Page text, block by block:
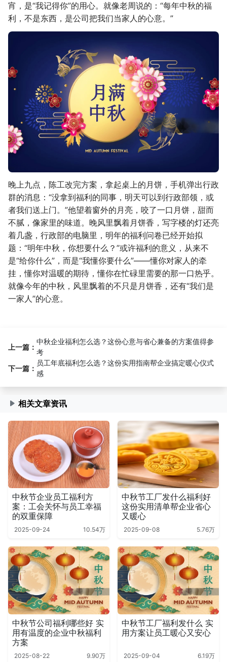
宵，是“我记得你”的用心。就像老周说的：“每年中秋的福
利，不是东西，是公司把我们当家人的心意。”
晚上九点，陈工改完方案，拿起桌上的月饼，手机弹出行政
群的消息：“没拿到福利的同事，明天可以到行政部领，或
者我们送上门。”他望着窗外的月亮，咬了一口月饼，甜而
不腻，像家里的味道。晚风里飘着月饼香，写字楼的灯还亮
着几盏，行政部的电脑里，明年的福利问卷已经开始拟
题：“明年中秋，你想要什么？”或许福利的意义，从来不
是“给你什么”，而是“我懂你要什么”——懂你对家人的牵
挂，懂你对温暖的期待，懂你在忙碌里需要的那一口热乎。
就像今年的中秋，风里飘着的不只是月饼香，还有“我们是
一家人”的心意。
上一篇：
中秋企业福利怎么选？这份心意与省心兼备的方案值得参
考
下一篇：
员工年底福利怎么选？这份实用指南帮企业搞定暖心仪式
感
相关文章资讯
中秋节企业员工福利方
案：工会关怀与员工幸福
的双重保障
2025-09-24 10.54万
中秋节工厂发什么福利好
这份实用清单帮企业省心
又暖心
2025-09-08 5.76万
中秋节公司福利哪些好 实
用有温度的企业中秋福利
方案
2025-08-22 9.90万
中秋节工厂福利发什么 实
用方案让员工暖心又安心
2025-09-04 6.19万